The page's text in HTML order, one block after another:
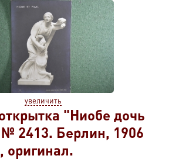
увеличить
"Ниобе дочь
2413. Берлин, 1906
оригинал.